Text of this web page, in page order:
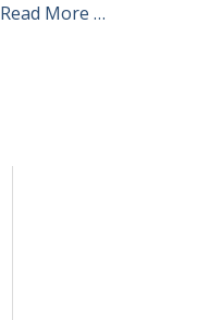
Read More …